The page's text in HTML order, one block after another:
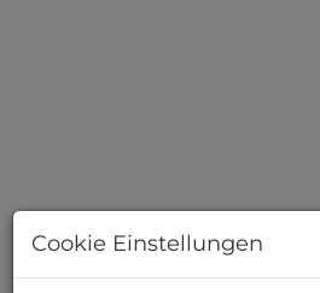
Cookie Einstellungen